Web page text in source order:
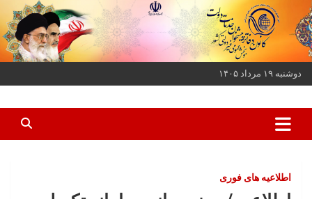
به
محتوا
بروید
دوشنبه ۱۹ مرداد ۱۴۰۵
کانون دفاتر پیشخوان
اطلاعیه های فوری